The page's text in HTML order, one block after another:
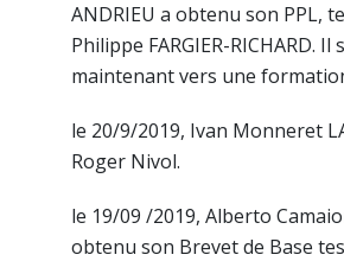
ANDRIEU a obtenu son PPL,
Philippe FARGIER-RICHARD. Il
maintenant vers une
le 20/9/2019, Ivan Monneret
Roger Nivol.
le 19/09 /2019, Alberto
obtenu son Brevet de Base